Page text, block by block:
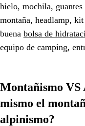
hielo, mochila, guantes
montaña, headlamp,
buena bolsa de
equipo de camping,
Montañismo VS
mismo el
alpinismo?